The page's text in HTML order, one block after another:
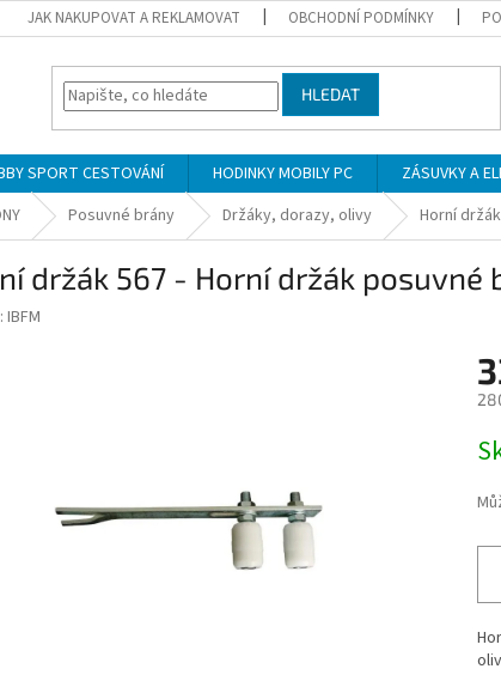
JAK NAKUPOVAT A REKLAMOVAT OBCHODNÍ PODMÍNKY
HLEDAT
SPORT CESTOVÁNÍ HODINKY MOBILY PC
ZÁSUVKY A
Posuvné brány Držáky, dorazy, olivy Horní
držák 567 - Horní držák posuvné
IBFM